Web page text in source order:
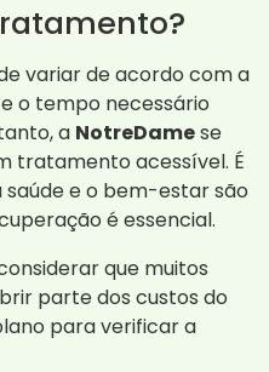
variar de acordo com a
o tempo necessário
a NotreDamese
tratamento acessível. É
e o bem-estar são
é essencial.
que muitos
parte dos custos do
para verificar a